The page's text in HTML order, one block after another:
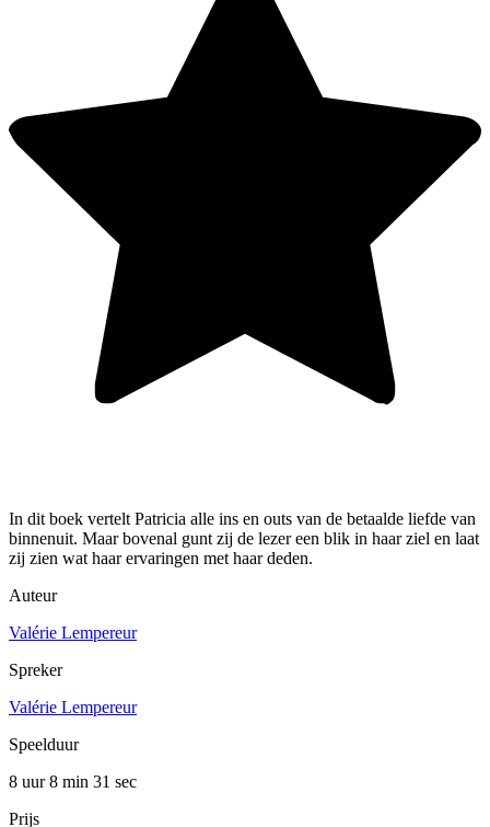
In dit boek vertelt Patricia alle ins en outs van de betaalde liefde van
binnenuit. Maar bovenal gunt zij de lezer een blik in haar ziel en laat
zij zien wat haar ervaringen met haar deden.
Auteur
Valérie Lempereur
Spreker
Valérie Lempereur
Speelduur
8 uur 8 min 31 sec
Prijs